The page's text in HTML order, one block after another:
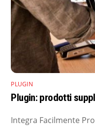
PLUGIN
Plugin: prodotti
Integra Facilmente